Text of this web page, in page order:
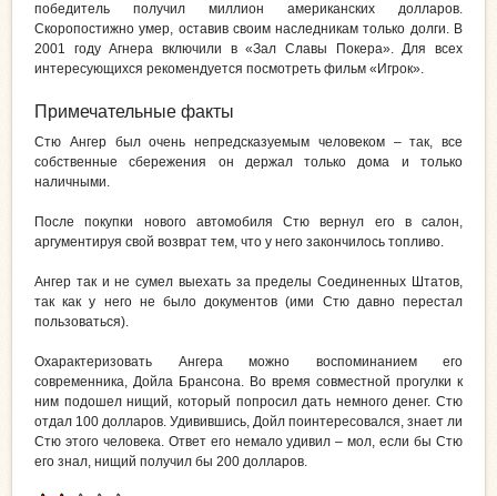
победитель получил миллион американских долларов.
Скоропостижно умер, оставив своим наследникам только долги. В
2001 году Агнера включили в «Зал Славы Покера». Для всех
интересующихся рекомендуется посмотреть фильм «Игрок».
Примечательные факты
Стю Ангер был очень непредсказуемым человеком – так, все
собственные сбережения он держал только дома и только
наличными.
После покупки нового автомобиля Стю вернул его в салон,
аргументируя свой возврат тем, что у него закончилось топливо.
Ангер так и не сумел выехать за пределы Соединенных Штатов,
так как у него не было документов (ими Стю давно перестал
пользоваться).
Охарактеризовать Ангера можно воспоминанием его
современника, Дойла Брансона. Во время совместной прогулки к
ним подошел нищий, который попросил дать немного денег. Стю
отдал 100 долларов. Удивившись, Дойл поинтересовался, знает ли
Стю этого человека. Ответ его немало удивил – мол, если бы Стю
его знал, нищий получил бы 200 долларов.